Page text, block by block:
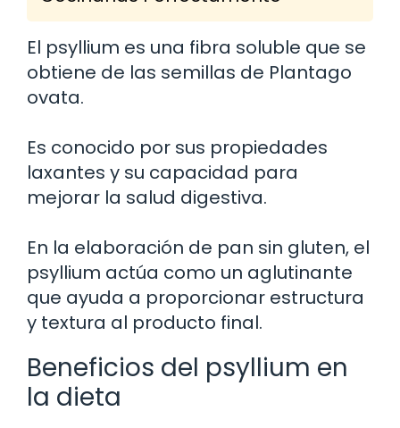
El psyllium es una fibra soluble que se
obtiene de las semillas de Plantago
ovata.
Es conocido por sus propiedades
laxantes y su capacidad para
mejorar la salud digestiva.
En la elaboración de pan sin gluten, el
psyllium actúa como un aglutinante
que ayuda a proporcionar estructura
y textura al producto final.
Beneficios del psyllium en
la dieta